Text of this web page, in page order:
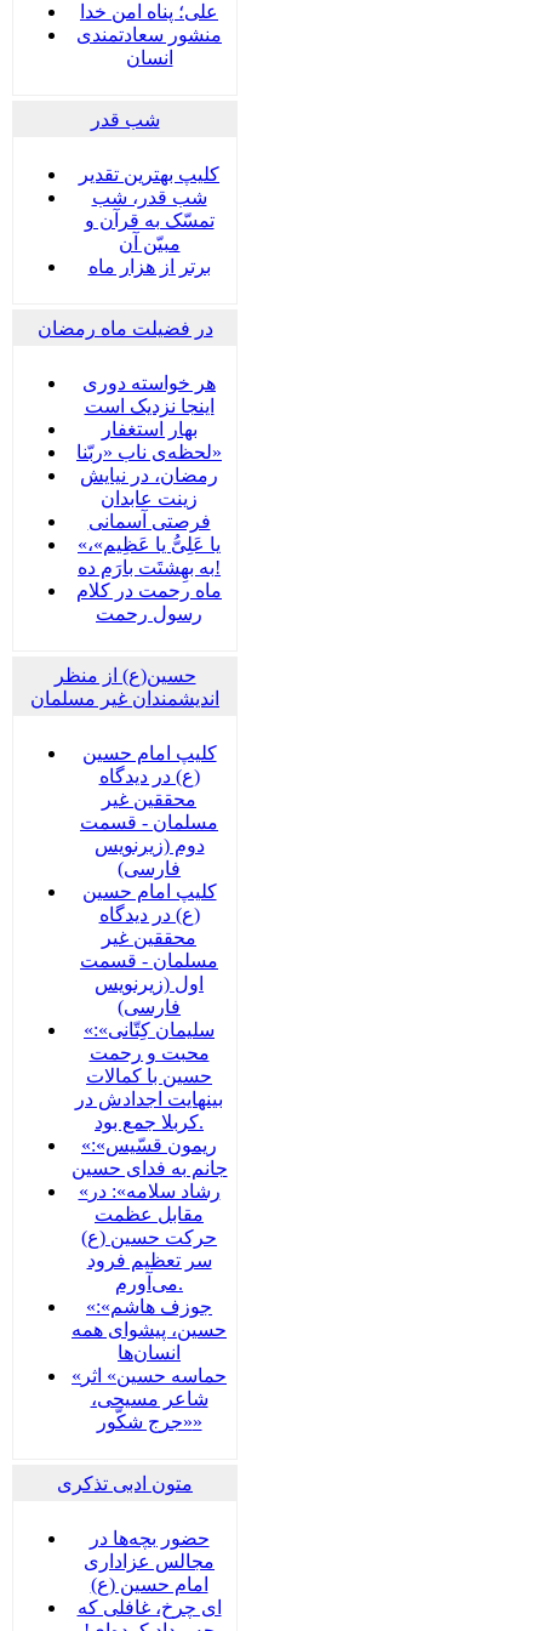
علی؛ پناه امن خدا
منشور سعادتمندی
انسان
شب قدر
کلیپ بهترین تقدیر
شب قدر، شب
تمسّک به قرآن و
مبیّن آن
برتر از هزار ماه
در فضیلت ماه رمضان
هر خواسته دوری
اینجا نزدیک است
بهار استغفار
لحظه‌ی ناب «ربّنا»
رمضان، در نیایش
زینت عابدان
فرصتی آسمانی
«یا عَلِیُّ یا عَظِیم»،
به بهِشتَت بارَم ده!
ماه رحمت در کلام
رسول رحمت
حسین(ع) از منظر
اندیشمندان غیر مسلمان
کلیپ امام حسین
(ع) در دیدگاه
محققین غیر
مسلمان - قسمت
دوم (زیرنویس
فارسی)
کلیپ امام حسین
(ع) در دیدگاه
محققین غیر
مسلمان - قسمت
اول (زیرنویس
فارسی)
«سلیمان کِتّانی»:
محبت و رحمت
حسین با کمالات
بینهایت اجدادش در
کربلا جمع بود.
«ریمون قسّیس»:
جانم به فدای حسین
«رشاد سلامه»: در
مقابل عظمت
حرکت حسین (ع)
سر تعظیم فرود
می‌آورم.
«جوزف هاشم»:
حسین، پیشوای همه
انسان‌ها
«حماسه حسین» اثر
شاعر مسیحی،
«جرج شکّور»
متون ادبی تذکری
حضور بچه‌‌‌ها در
مجالس عزاداری
امام حسین (ع)
ای چرخ، غافلی که